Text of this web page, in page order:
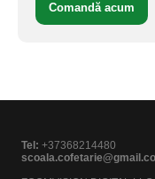
Comandă acum
Tel: +37368214480